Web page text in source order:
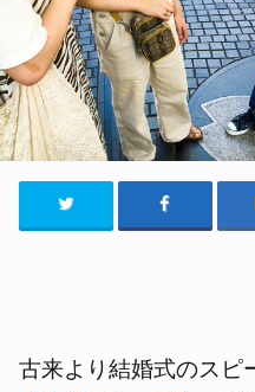
古来より結婚式のスピ